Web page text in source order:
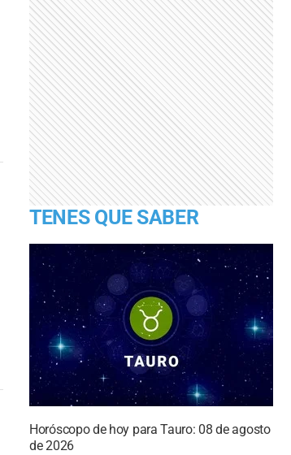
TENES QUE SABER
Horóscopo de hoy para Tauro: 08 de agosto
de 2026